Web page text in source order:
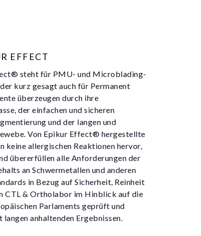
EFFECT
steht für PMU- und Microblading-
kurz gesagt auch für Permanent
überzeugen durch ihre
der einfachen und sicheren
und der langen und
Von Epikur Effect® hergestellte
keine allergischen Reaktionen hervor,
übererfüllen alle Anforderungen der
an Schwermetallen und anderen
in Bezug auf Sicherheit, Reinheit
CTL & Ortholabor im Hinblick auf die
Parlaments geprüft und
anhaltenden Ergebnissen.